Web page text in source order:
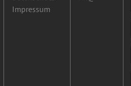
Impressum